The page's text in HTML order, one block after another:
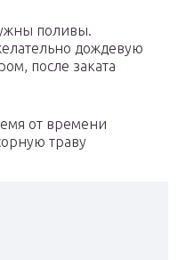
поливы.
дождевую
после заката
от времени
траву